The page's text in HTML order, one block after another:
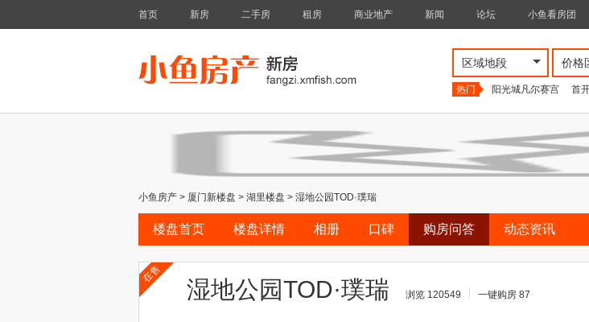
首页 新房 二手房 租房 商业地产 新闻 论坛 小鱼看房团
区域地段 价格
热门
阳光城凡尔赛宫 首
小鱼房产 > 厦门新楼盘 > 湖里楼盘 > 湿地公园TOD·璞瑞
楼盘首页 楼盘详情 相册 口碑 购房问答 动态资讯
在售
湿地公园TOD·璞瑞 浏览 120549 一键购房 87